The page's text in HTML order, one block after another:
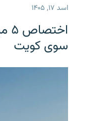
اسد ۱۷, ۱۴۰۵
سوی کویت